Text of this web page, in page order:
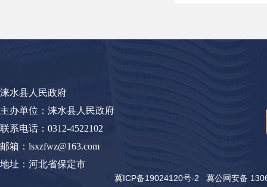
涞水县人民政府
主办单位：涞水县人民政府
联系电话：0312-4522102
邮箱：lsxzfwz@163.com
地址：河北省保定市
冀ICP备19024120号-2 冀公网安备